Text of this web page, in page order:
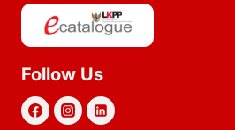
Follow Us